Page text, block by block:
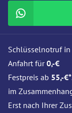
Schlüsselnotruf
Anfahrt für0,-€
Festpreis ab 55,-€*
im
Erst nach Ihrer